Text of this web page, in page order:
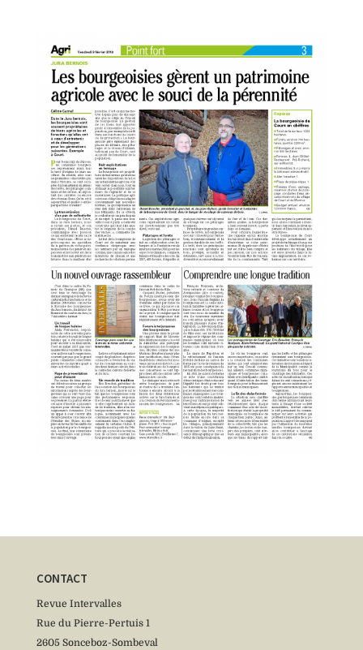
CONTACT
Revue Intervalles
Rue du Pierre-Pertuis 1
2605 Sonceboz-Sombeval